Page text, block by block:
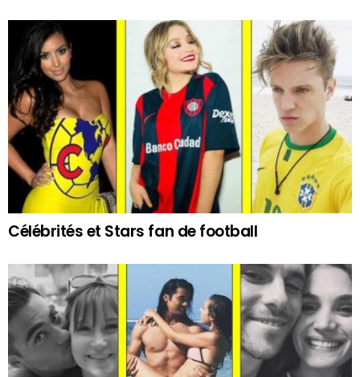
Célébrités et Stars fan de football